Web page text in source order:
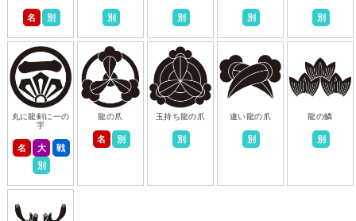
名 別 別 別 別 別
丸に龍剣に一の
字
名 大
戦
別
龍の爪
名 別
玉持ち龍の爪
別
違い龍の爪
別
龍の鱗
別